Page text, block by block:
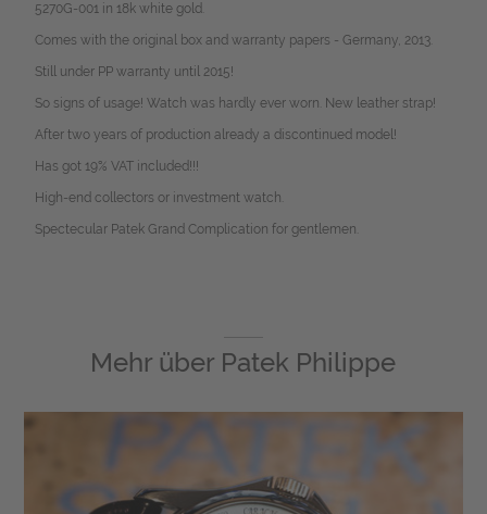
5270G-001 in 18k white gold.
Comes with the original box and warranty papers - Germany, 2013.
Still under PP warranty until 2015!
So signs of usage! Watch was hardly ever worn. New leather strap!
After two years of production already a discontinued model!
Has got 19% VAT included!!!
High-end collectors or investment watch.
Spectecular Patek Grand Complication for gentlemen.
Mehr über Patek Philippe